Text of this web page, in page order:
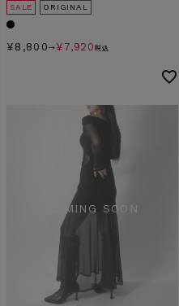
SALE ORIGINAL
¥ 8,800 → ¥ 7,920 税込